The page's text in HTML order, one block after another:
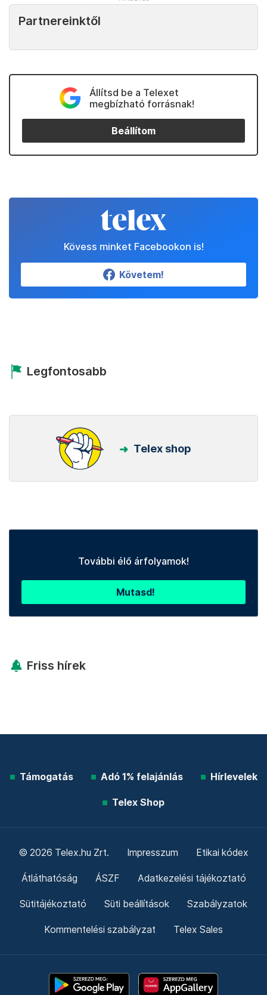
Partnereinktől
Állítsd be a Telexet
megbízható forrásnak!
Beállítom
Kövess minket Facebookon is!
Követem!
Legfontosabb
Telex shop
További élő árfolyamok!
Mutasd!
Friss hírek
Támogatás Adó 1% felajánlás Hírlevelek
Telex Shop
© 2026 Telex.hu Zrt. Impresszum Etikai kódex
Átláthatóság ÁSZF Adatkezelési tájékoztató
Sütitájékoztató Süti beállítások Szabályzatok
Kommentelési szabályzat Telex Sales